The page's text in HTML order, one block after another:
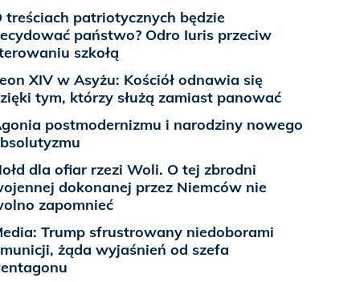
treściach patriotycznych będzie
państwo? Odro Iuris przeciw
szkołą
XIV w Asyżu: Kościół odnawia się
tym, którzy służą zamiast panować
postmodernizmu i narodziny nowego
dla ofiar rzezi Woli. O tej zbrodni
dokonanej przez Niemców nie
zapomnieć
Trump sfrustrowany niedoborami
żąda wyjaśnień od szefa